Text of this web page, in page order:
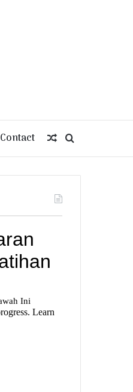
Contact
for
Random
Article